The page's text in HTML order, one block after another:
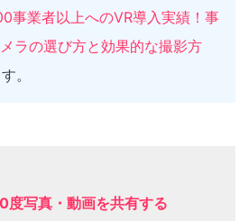
事業者以上へのVR導入実績！事
ラの選び方と効果的な撮影方
。
写真・動画を共有する